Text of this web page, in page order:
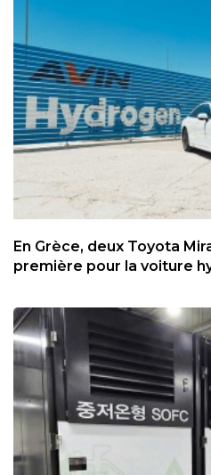
En Grèce, deux Toyota
première pour la voiture